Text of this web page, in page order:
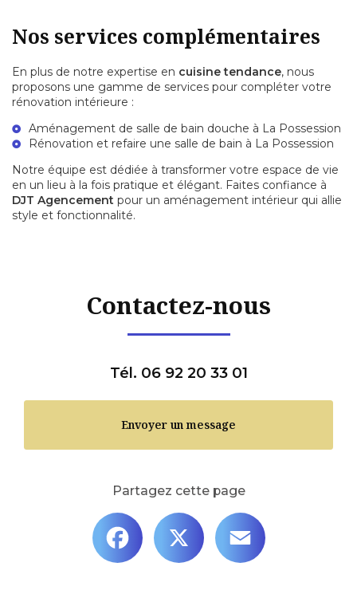
Nos services complémentaires
En plus de notre expertise en cuisine tendance, nous
proposons une gamme de services pour compléter votre
rénovation intérieure :
Aménagement de salle de bain douche à La Possession
Rénovation et refaire une salle de bain à La Possession
Notre équipe est dédiée à transformer votre espace de vie
en un lieu à la fois pratique et élégant. Faites confiance à
DJT Agencement pour un aménagement intérieur qui allie
style et fonctionnalité.
Contactez-nous
Tél. 06 92 20 33 01
Envoyer un message
Partagez cette page
Facebook